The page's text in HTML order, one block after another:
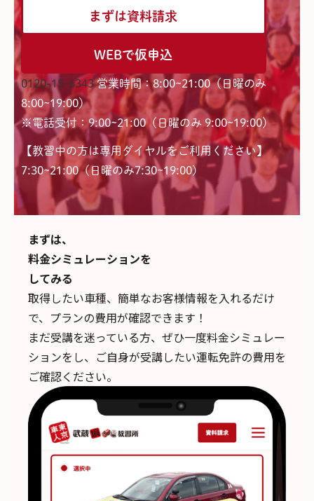
まずは資料請求
WEBで仮申込
0120-15-6343 営業時間：8:00~21:00（日曜のみ
8:00~19:00）
※電話受付：9:00~21:00（日曜のみ 9:00~19:00）
【教習中の方は専用ダイヤルをご利用ください】
7:30~21:00（日曜のみ7:30~19:00)
まずは、
料金シミュレーションを
してみる
取得したい車種、簡単なお客様情報を入れるだけ
で、 プランの費用が確認できます！
まだ受講を迷っている方、ぜひ一度料金シミュレー
ションをし、ご自身が受講したい運転免許の費用を
ご確認ください。